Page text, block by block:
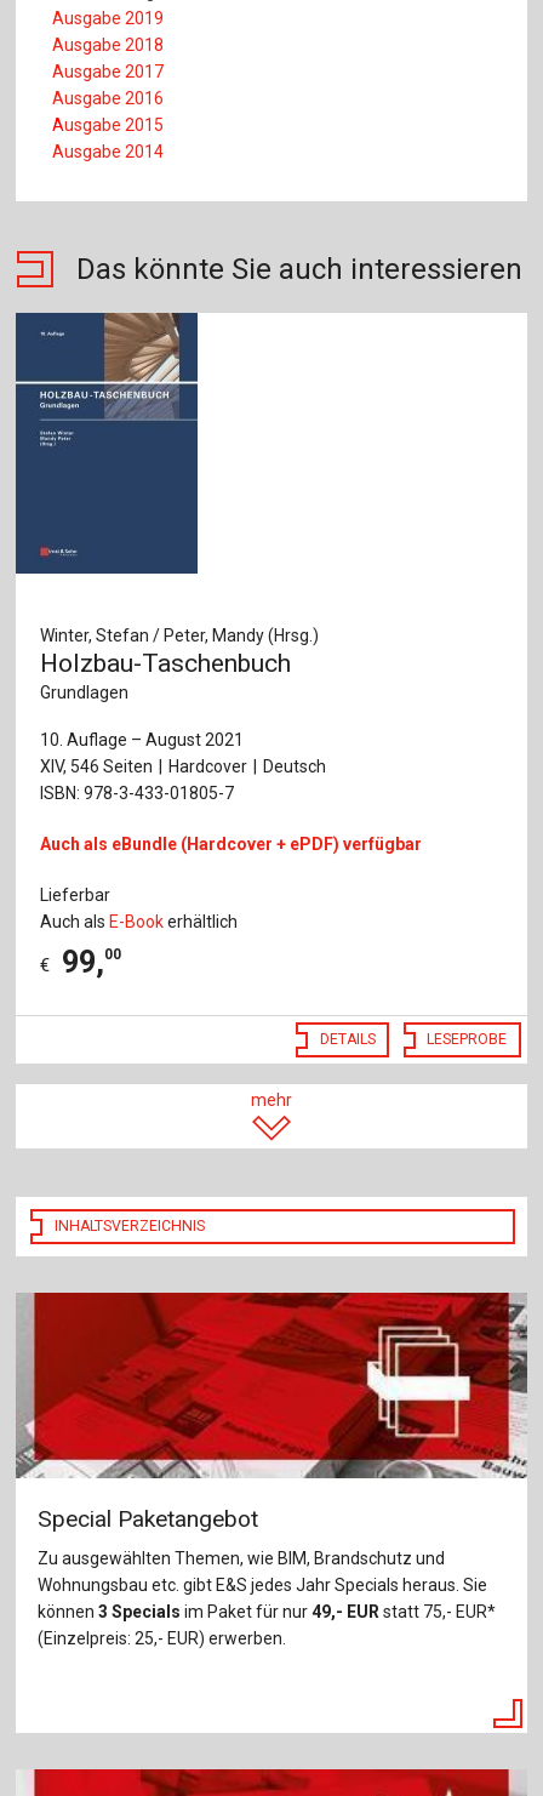
Ausgabe 2019
Ausgabe 2018
Ausgabe 2017
Ausgabe 2016
Ausgabe 2015
Ausgabe 2014
Das könnte Sie auch interessieren
Winter, Stefan / Peter, Mandy (Hrsg.)
Holzbau-Taschenbuch
Grundlagen
10. Auflage – August 2021
XIV, 546 Seiten
Hardcover
Deutsch
ISBN: 978-3-433-01805-7
Auch als eBundle (Hardcover + ePDF) verfügbar
Lieferbar
Auch als E-Bookerhältlich
€ 99,00
DETAILS LESEPROBE
mehr
INHALTSVERZEICHNIS
Special Paketangebot
Zu ausgewählten Themen, wie BIM, Brandschutz und
Wohnungsbau etc. gibt E&S jedes Jahr Specials heraus. Sie
können 3 Specials im Paket für nur49,- EURstatt 75,- EUR*
(Einzelpreis: 25,- EUR) erwerben.